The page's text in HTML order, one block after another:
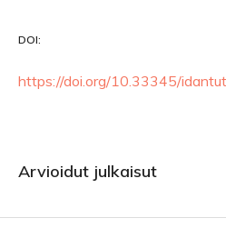
DOI:
https://doi.org/10.33345/
Arvioidut julkaisut